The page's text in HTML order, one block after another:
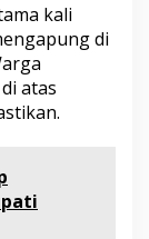
kali
di
atas